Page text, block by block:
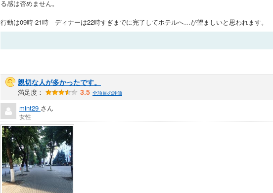
る感は否めません。
行動は09時-21時 ディナーは22時すぎまでに完了してホテルへ…が望ましいと思われます。
親切な人が多かったです。
満足度： 3.5 全項目の評価
mint29 さん
女性